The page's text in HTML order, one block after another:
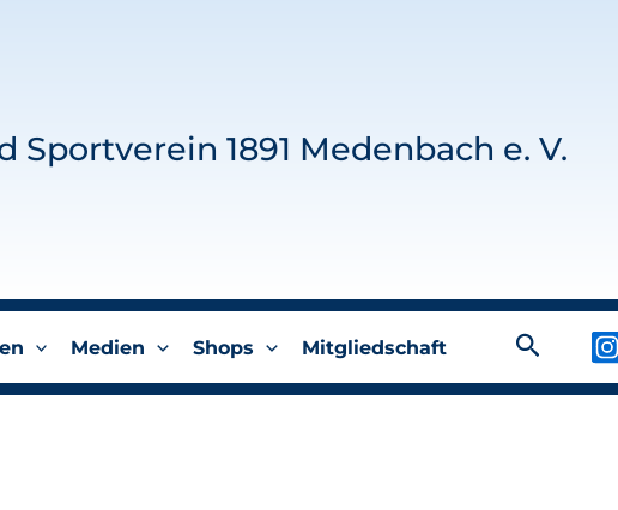
Sportverein 1891 Medenbach e. V.
Medien Shops Mitgliedschaft Suchen